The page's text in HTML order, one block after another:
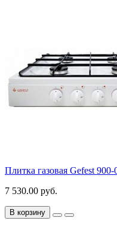
Плитка газовая Gefest 900-
7 530.00 руб.
В корзину